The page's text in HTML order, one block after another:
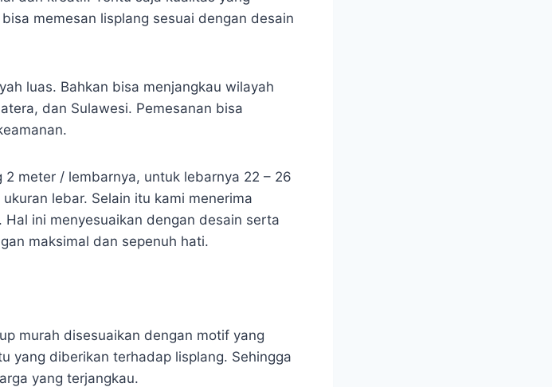
memesan lisplang sesuai dengan desain
luas. Bahkan bisa menjangkau wilayah
dan Sulawesi. Pemesanan bisa
meter / lembarnya, untuk lebarnya 22 – 26
lebar. Selain itu kami menerima
ini menyesuaikan dengan desain serta
maksimal dan sepenuh hati.
murah disesuaikan dengan motif yang
yang diberikan terhadap lisplang. Sehingga
yang terjangkau.